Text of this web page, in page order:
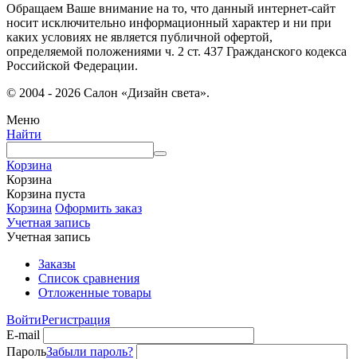
Обращаем Ваше внимание на то, что данный интернет-сайт
носит исключительно информационный характер и ни при
каких условиях не является публичной офертой,
определяемой положениями ч. 2 ст. 437 Гражданского кодекса
Российской Федерации.
© 2004 - 2026 Салон «Дизайн света».
Меню
Найти
Корзина
Корзина
Корзина пуста
Корзина Оформить заказ
Учетная запись
Учетная запись
Заказы
Список сравнения
Отложенные товары
ВойтиРегистрация
E-mail
ПарольЗабыли пароль?